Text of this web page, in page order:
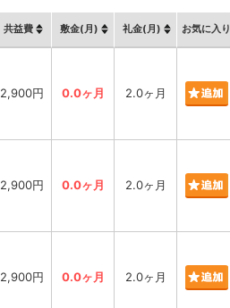
共益費 敷金(月) 礼金(月) お気に入り
2,900円 0.0ヶ月 2.0ヶ月
2,900円 0.0ヶ月 2.0ヶ月
2,900円 0.0ヶ月 2.0ヶ月